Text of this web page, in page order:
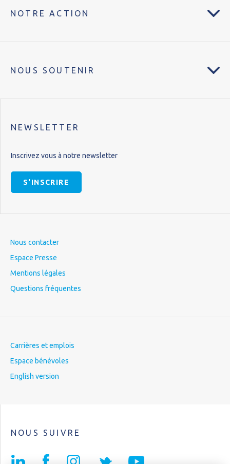
NOTRE ACTION
NOUS SOUTENIR
NEWSLETTER
Inscrivez vous à notre newsletter
S'INSCRIRE
Nous contacter
Espace Presse
Mentions légales
Questions fréquentes
Carrières et emplois
Espace bénévoles
English version
NOUS SUIVRE